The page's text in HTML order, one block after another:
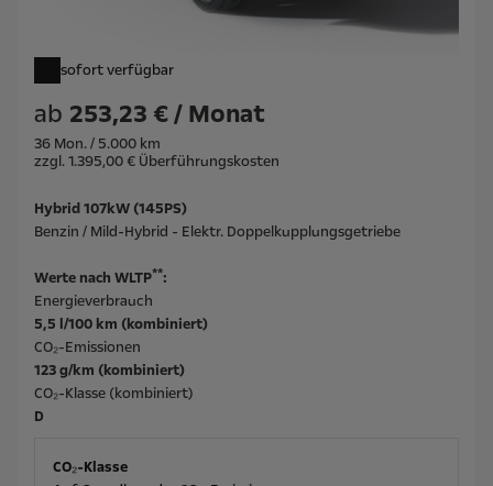
sofort verfügbar
ab 253,23 € / Monat
36 Mon. / 5.000 km
zzgl. 1.395,00 € Überführungskosten
Hybrid 107kW (145PS)
Benzin / Mild-Hybrid - Elektr. Doppelkupplungsgetriebe
Werte nach WLTP**:
Energieverbrauch
5,5 l/100 km (kombiniert)
CO₂-Emissionen
123 g/km (kombiniert)
CO₂-Klasse (kombiniert)
D
CO₂-Klasse